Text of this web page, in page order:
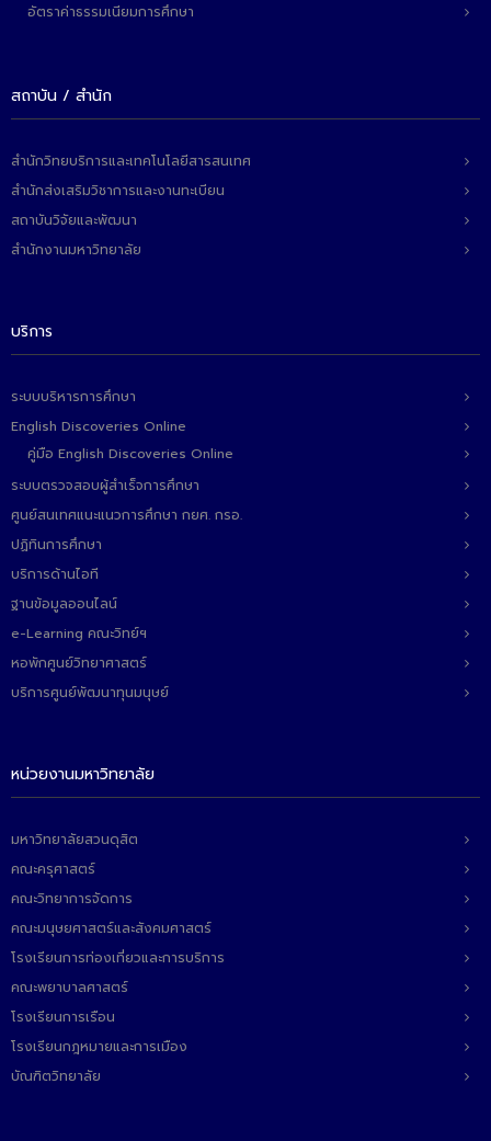
อัตราค่าธรรมเนียมการศึกษา
สถาบัน / สำนัก
สำนักวิทยบริการและเทคโนโลยีสารสนเทศ
สำนักส่งเสริมวิชาการและงานทะเบียน
สถาบันวิจัยและพัฒนา
สำนักงานมหาวิทยาลัย
บริการ
ระบบบริหารการศึกษา
English Discoveries Online
คู่มือ English Discoveries Online
ระบบตรวจสอบผู้สำเร็จการศึกษา
ศูนย์สนเทศแนะแนวการศึกษา กยศ. กรอ.
ปฏิทินการศึกษา
บริการด้านไอที
ฐานข้อมูลออนไลน์
e-Learning คณะวิทย์ฯ
หอพักศูนย์วิทยาศาสตร์
บริการศูนย์พัฒนาทุนมนุษย์
หน่วยงานมหาวิทยาลัย
มหาวิทยาลัยสวนดุสิต
คณะครุศาสตร์
คณะวิทยาการจัดการ
คณะมนุษยศาสตร์และสังคมศาสตร์
โรงเรียนการท่องเที่ยวและการบริการ
คณะพยาบาลศาสตร์
โรงเรียนการเรือน
โรงเรียนกฎหมายและการเมือง
บัณฑิตวิทยาลัย